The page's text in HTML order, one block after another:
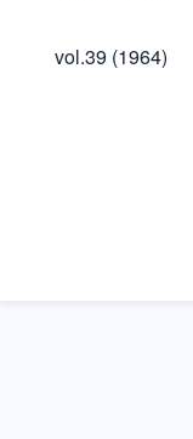
vol.39
(1964)
vol.39 (1964)